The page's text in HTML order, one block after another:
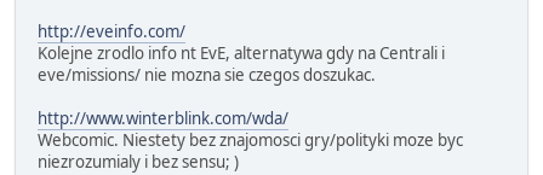
http://eveinfo.com/
Kolejne zrodlo info nt EvE, alternatywa gdy na Centrali i
eve/missions/ nie mozna sie czegos doszukac.
http://www.winterblink.com/wda/
Webcomic. Niestety bez znajomosci gry/polityki moze byc
niezrozumialy i bez sensu; )